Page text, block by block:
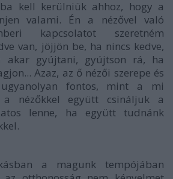
kell kerülniük ahhoz, hogy a
valami. Én a nézővel való
kapcsolatot szeretném
van, jöjjön be, ha nincs kedve,
akar gyújtani, gyújtson rá, ha
Azaz, az ő nézői szerepe és
fontos, mint a mi
nézőkkel együtt csináljuk a
lenne, ha együtt tudnánk
a magunk tempójában